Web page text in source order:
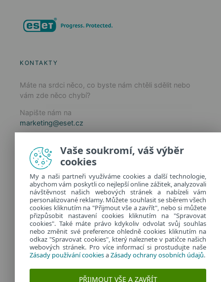
KONTAKTY
Máte na srdci něco, co byste nám chtěli sdělit nebo
vám zde něco chybí?
Napište nám na
marketing@eset.cz
Zásady ochrany osobních údajů
Spravovat cookies
Provozuje:
ESET software spol. s r.o.
Classic 7 Business Park, Jankovcova 1037/49
170 00 Praha 7, Česká republika
IČ: 26467593
Vaše soukromí, váš výběr
cookies
My a naši partneři využíváme cookies a další technologie,
abychom vám poskytli co nejlepší online zážitek, analyzovali
návštěvnost našich webových stránek a nabízeli vám
personalizované reklamy. Můžete souhlasit se sběrem všech
cookies kliknutím na "Přijmout vše a zavřít", nebo si můžete
přizpůsobit nastavení cookies kliknutím na "Spravovat
cookies". Také máte právo kdykoliv odvolat svůj souhlas
nebo změnit své preference ohledně cookies kliknutím na
odkaz "Spravovat cookies", který naleznete v patičce našich
webových stránek. Pro více informací si prostudujte naše
Zásady používání cookiesaZásady ochrany osobních údajů.
PŘIJMOUT VŠE A ZAVŘÍT